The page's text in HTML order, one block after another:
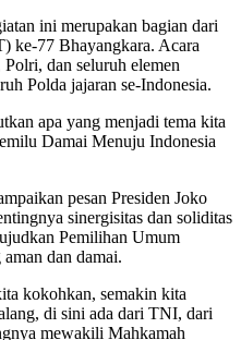
ini merupakan bagian dari
ke-77 Bhayangkara. Acara
dan seluruh elemen
Polda jajaran se-Indonesia.
apa yang menjadi tema kita
Damai Menuju Indonesia
pesan Presiden Joko
sinergisitas dan soliditas
Pemilihan Umum
dan damai.
kokohkan, semakin kita
di sini ada dari TNI, dari
mewakili Mahkamah